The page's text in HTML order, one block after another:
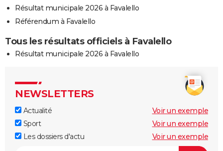
Résultat municipale 2026 à Favalello
Référendum à Favalello
Tous les résultats officiels à Favalello
Résultat municipale 2026 à Favalello
NEWSLETTERS
Actualité
Voir un exemple
Sport
Voir un exemple
Les dossiers d'actu
Voir un exemple